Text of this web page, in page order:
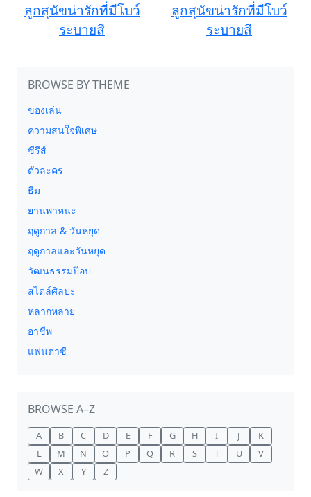
ลูกสุนัขน่ารักที่มีโบว์
ระบายสี
ลูกสุนัขน่ารักที่มีโบว์
ระบายสี
BROWSE BY THEME
ของเล่น
ความสนใจพิเศษ
ซีรีส์
ตัวละคร
ธีม
ยานพาหนะ
ฤดูกาล & วันหยุด
ฤดูกาลและวันหยุด
วัฒนธรรมป๊อป
สไตล์ศิลปะ
หลากหลาย
อาชีพ
แฟนตาซี
BROWSE A–Z
A B C D E F G H I J
K
L
M N O P Q R S T U
V
W
X Y Z